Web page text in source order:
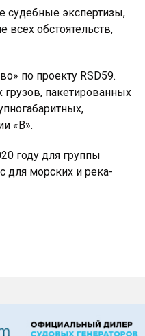
судебные экспертизы,
всех обстоятельств,
по проекту RSD59.
пакетированных
«В».
году для группы
для морских и река-